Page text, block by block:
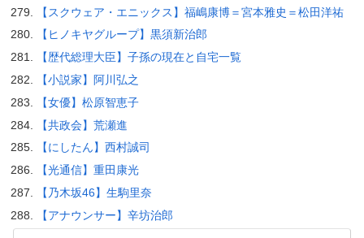
【スクウェア・エニックス】福嶋康博＝宮本雅史＝松田洋祐
【ヒノキヤグループ】黒須新治郎
【歴代総理大臣】子孫の現在と自宅一覧
【小説家】阿川弘之
【女優】松原智恵子
【共政会】荒瀬進
【にしたん】西村誠司
【光通信】重田康光
【乃木坂46】生駒里奈
【アナウンサー】辛坊治郎